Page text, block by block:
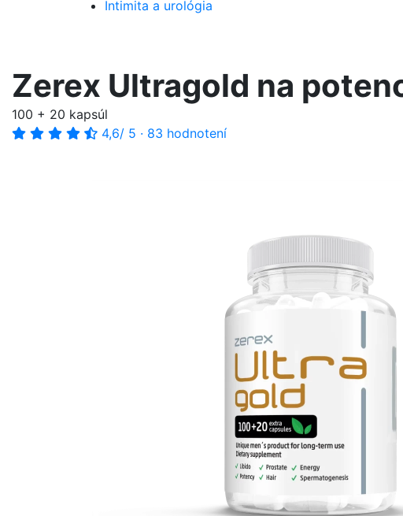
Intimita a urológia
Zerex Ultragold na
100 + 20 kapsúl
4,6/ 5 · 83 hodnotení